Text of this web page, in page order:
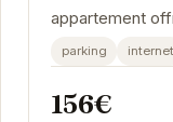
appartement
ville et ses
parking internet
156€